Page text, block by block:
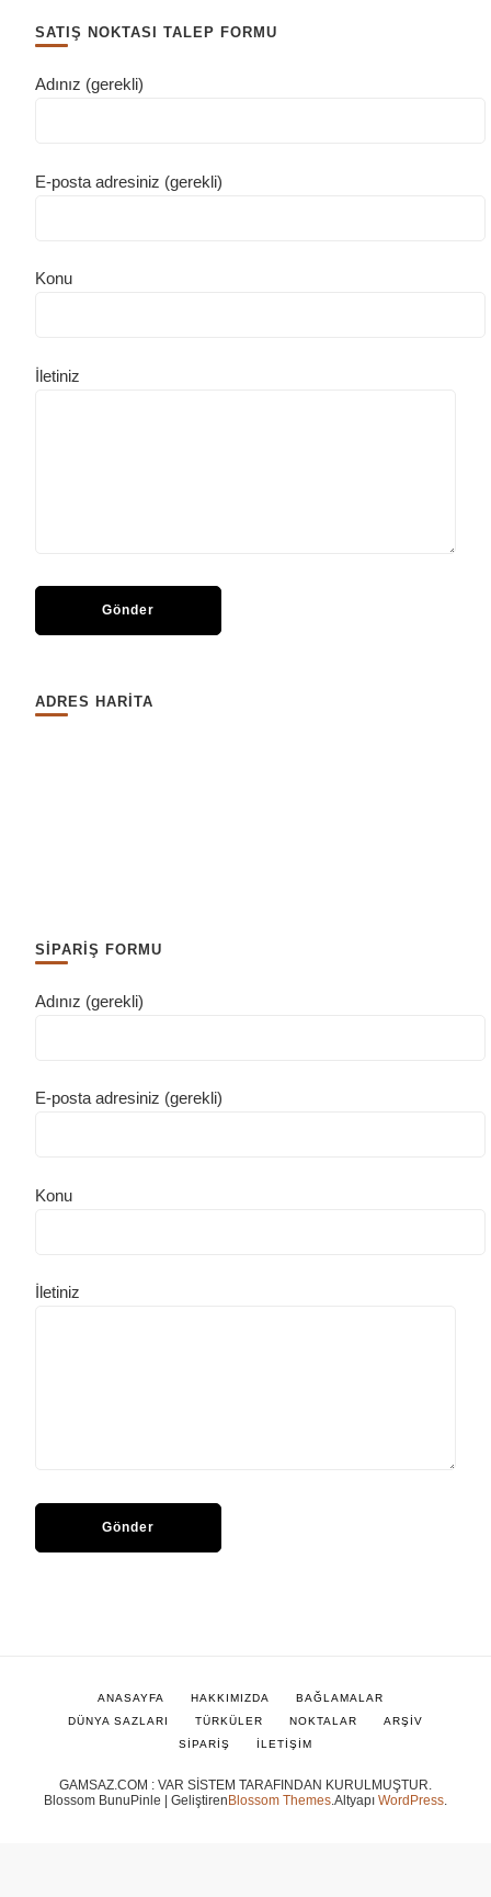
SATIŞ NOKTASI TALEP FORMU
Adınız (gerekli)
E-posta adresiniz (gerekli)
Konu
İletiniz
ADRES HARİTA
SİPARİŞ FORMU
Adınız (gerekli)
E-posta adresiniz (gerekli)
Konu
İletiniz
GAMSAZ.COM : VAR SİSTEM TARAFINDAN KURULMUŞTUR.
Blossom BunuPinle | Geliştiren Blossom Themes .Altyapı WordPress
ANASAYFA HAKKIMIZDA
BAĞLAMALAR
DÜNYA SAZLARI
TÜRKÜLER NOKTALAR
ARŞİV
SİPARİŞ
İLETİŞİM